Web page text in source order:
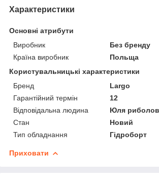
Характеристики
Основні атрибути
Виробник
Без бренду
Країна виробник
Польща
Користувальницькі характеристики
Бренд
Largo
Гарантійний термін
12
Відповідальна людина
Юля
Стан
Новий
Тип обладнання
Гідроборт
Приховати